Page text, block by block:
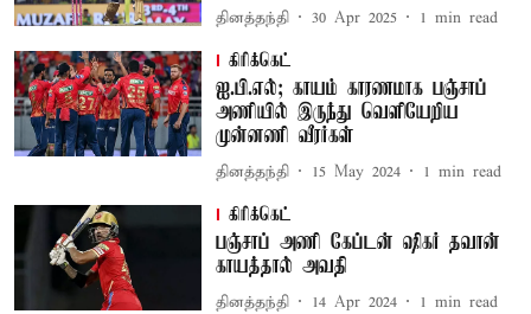
தினத்தந்தி 30 Apr 2025 1 min read
கிரிக்கெட்
ஐ.பி.எல்; காயம் காரணமாக பஞ்சாப்
அணியில் இருந்து வெளியேறிய
முன்னணி வீரர்கள்
தினத்தந்தி 15 May 2024 1 min read
கிரிக்கெட்
பஞ்சாப் அணி கேப்டன் ஷிகர் தவான்
காயத்தால் அவதி
தினத்தந்தி 14 Apr 2024 1 min read